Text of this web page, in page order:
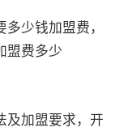
少钱加盟费，
盟费多少
及加盟要求，开